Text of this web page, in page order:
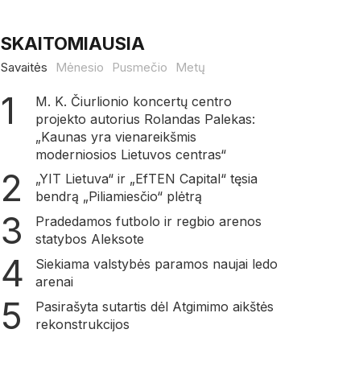
SKAITOMIAUSIA
Savaitės Mėnesio Pusmečio Metų
M. K. Čiurlionio koncertų centro
projekto autorius Rolandas Palekas:
„Kaunas yra vienareikšmis
moderniosios Lietuvos centras“
„YIT Lietuva“ ir „EfTEN Capital“ tęsia
bendrą „Piliamiesčio“ plėtrą
Pradedamos futbolo ir regbio arenos
statybos Aleksote
Siekiama valstybės paramos naujai ledo
arenai
Pasirašyta sutartis dėl Atgimimo aikštės
rekonstrukcijos